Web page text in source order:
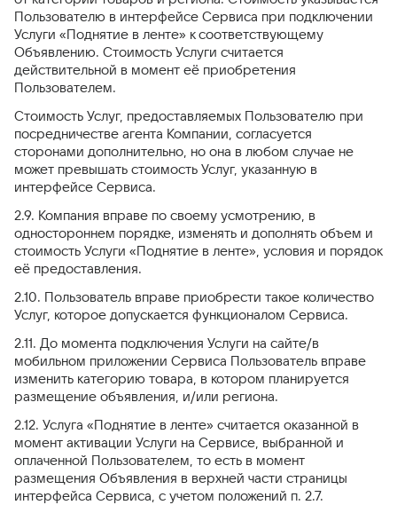
Пользователю в интерфейсе Сервиса при подключении
Услуги «Поднятие в ленте» к соответствующему
Объявлению. Стоимость Услуги считается
действительной в момент её приобретения
Пользователем.
Стоимость Услуг, предоставляемых Пользователю при
посредничестве агента Компании, согласуется
сторонами дополнительно, но она в любом случае не
может превышать стоимость Услуг, указанную в
интерфейсе Сервиса.
2.9. Компания вправе по своему усмотрению, в
одностороннем порядке, изменять и дополнять объем и
стоимость Услуги «Поднятие в ленте», условия и порядок
её предоставления.
2.10. Пользователь вправе приобрести такое количество
Услуг, которое допускается функционалом Сервиса.
2.11. До момента подключения Услуги на сайте/в
мобильном приложении Сервиса Пользователь вправе
изменить категорию товара, в котором планируется
размещение объявления, и/или региона.
2.12. Услуга «Поднятие в ленте» считается оказанной в
момент активации Услуги на Сервисе, выбранной и
оплаченной Пользователем, то есть в момент
размещения Объявления в верхней части страницы
интерфейса Сервиса, с учетом положений п. 2.7.